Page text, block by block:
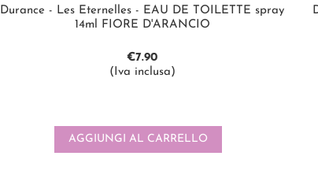
Durance - Les Eternelles - EAU DE TOILETTE spray
14ml FIORE D'ARANCIO
€7.90
(Iva inclusa)
AGGIUNGI AL CARRELLO